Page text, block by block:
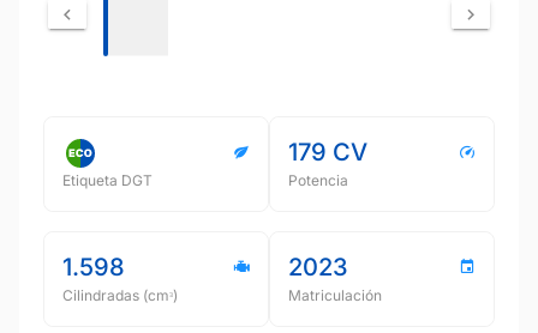
Etiqueta DGT
179 CV
Potencia
1.598
Cilindradas (cmᵌ)
2023
Matriculación